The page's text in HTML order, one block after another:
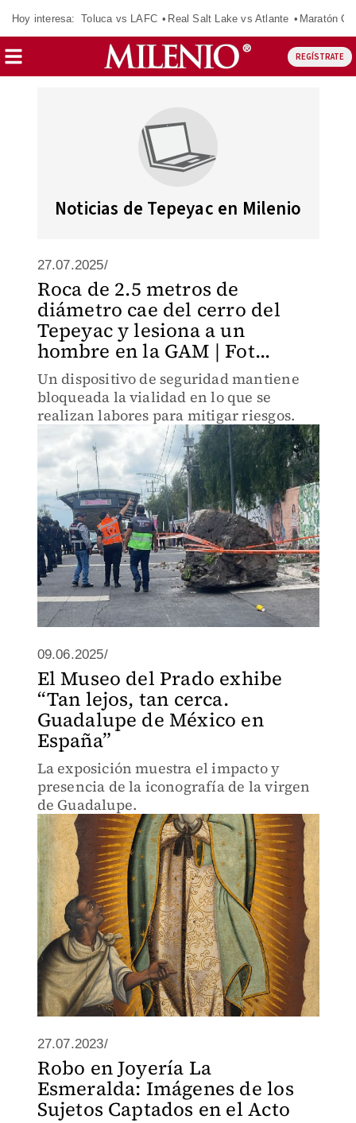
Hoy interesa: Toluca vs LAFC Real Salt Lake vs Atlante Maratón
REGÍSTRATE
Noticias de Tepeyac en Milenio
27.07.2025/
Roca de 2.5 metros de
diámetro cae del cerro del
Tepeyac y lesiona a un
hombre en la GAM | Fot...
Un dispositivo de seguridad mantiene
bloqueada la vialidad en lo que se
realizan labores para mitigar riesgos.
09.06.2025/
El Museo del Prado exhibe
“Tan lejos, tan cerca.
Guadalupe de México en
España”
La exposición muestra el impacto y
presencia de la iconografía de la virgen
de Guadalupe.
27.07.2023/
Robo en Joyería La
Esmeralda: Imágenes de los
Sujetos Captados en el Acto